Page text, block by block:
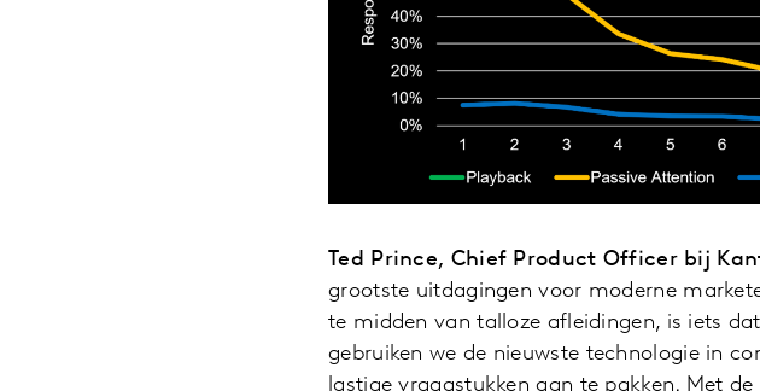
Ted Prince, Chief Product Officer bij
grootste uitdagingen voor moderne
te midden van talloze afleidingen, is iets
gebruiken we de nieuwste technologie in
lastige vraagstukken aan te pakken. Met